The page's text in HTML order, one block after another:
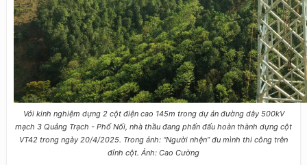
Với kinh nghiệm dựng 2 cột điện cao 145m trong dự án đường dây 500kV
mạch 3 Quảng Trạch - Phố Nối, nhà thầu đang phấn đấu hoàn thành dựng cột
VT42 trong ngày 20/4/2025. Trong ảnh: “Người nhện” đu mình thi công trên
đỉnh cột. Ảnh: Cao Cường